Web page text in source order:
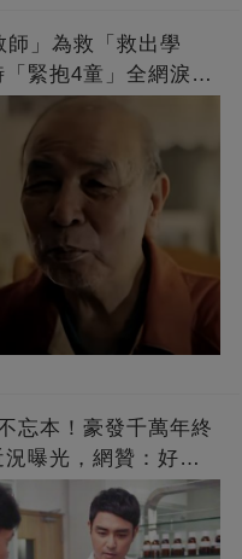
師」為救「救出學
緊抱4童」全網淚
忘本！豪發千萬年終
曝光，網贊：好老